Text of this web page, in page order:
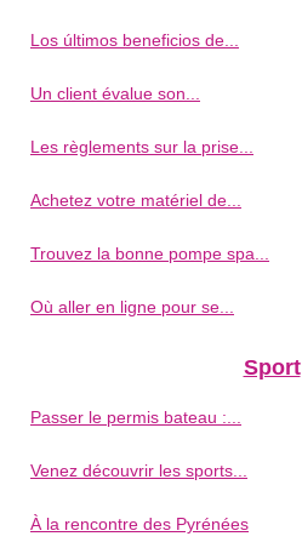
Los últimos beneficios de...
Un client évalue son...
Les règlements sur la prise...
Achetez votre matériel de...
Trouvez la bonne pompe spa...
Où aller en ligne pour se...
Sport
Passer le permis bateau :...
Venez découvrir les sports...
À la rencontre des Pyrénées